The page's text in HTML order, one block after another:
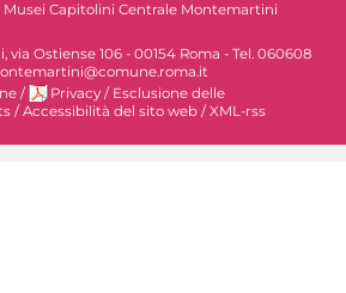
Musei Capitolini Centrale Montemartini
Ostiense 106 - 00154 Roma - Tel. 060608
/ Privacy / Esclusione delle
/ Accessibilità del sito web / XML-rss